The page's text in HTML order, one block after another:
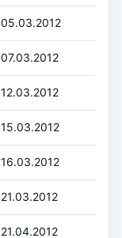
05.03.2012
07.03.2012
12.03.2012
15.03.2012
16.03.2012
21.03.2012
21.04.2012